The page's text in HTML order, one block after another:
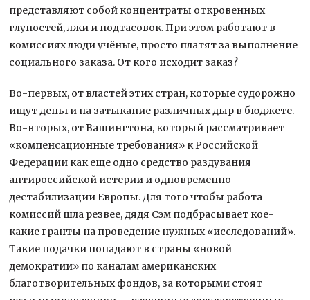
представляют собой концентраты откровенных
глупостей, лжи и подтасовок. При этом работают в
комиссиях люди учёные, просто платят за выполнение
социального заказа. От кого исходит заказ?
Во-первых, от властей этих стран, которые судорожно
ищут деньги на затыкание различных дыр в бюджете.
Во-вторых, от Вашингтона, который рассматривает
«компенсационные требования» к Российской
Федерации как еще одно средство раздувания
антироссийской истерии и одновременно
дестабилизации Европы. Для того чтобы работа
комиссий шла резвее, дядя Сэм подбрасывает кое-
какие гранты на проведение нужных «исследований».
Такие подачки попадают в страны «новой
демократии» по каналам американских
благотворительных фондов, за которыми стоят